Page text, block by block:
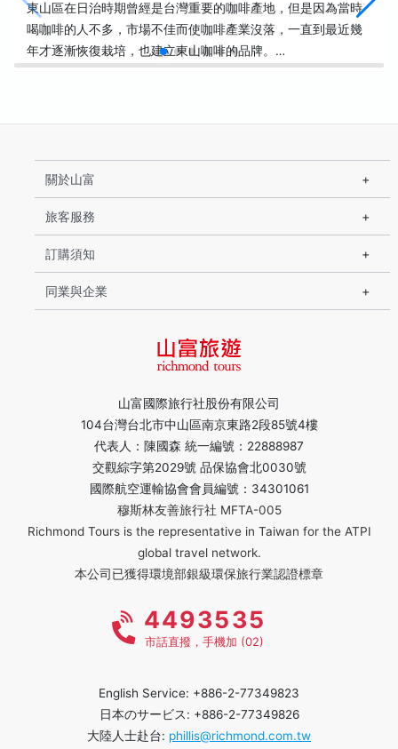
東山區在日治時期曾經是台灣重要的咖啡產地，但是因為當時
喝咖啡的人不多，市場不佳而使咖啡產業沒落，一直到最近幾
年才逐漸恢復栽培，也建立東山咖啡的品牌。…
山富國際旅行社股份有限公司
104台灣台北市中山區南京東路2段85號4樓
代表人：陳國森 統一編號：22888987
交觀綜字第2029號 品保協會北0030號
國際航空運輸協會會員編號：34301061
穆斯林友善旅行社 MFTA-005
Richmond Tours is the representative in Taiwan for the ATPI
global travel network.
本公司已獲得環境部銀級環保旅行業認證標章
關於山富
旅客服務
訂購須知
同業與企業
4493535
市話直撥，手機加 (02)
English Service: +886-2-77349823
日本のサービス: +886-2-77349826
大陸人士赴台: phillis@richmond.com.tw